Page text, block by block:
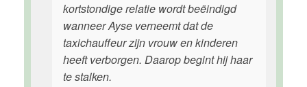
kortstondige relatie wordt beëindigd
wanneer Ayse verneemt dat de
taxichauffeur zijn vrouw en kinderen
heeft verborgen. Daarop begint hij haar
te stalken.